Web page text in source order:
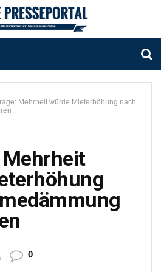
Mehrheit würde Mieterhöhung nach
0